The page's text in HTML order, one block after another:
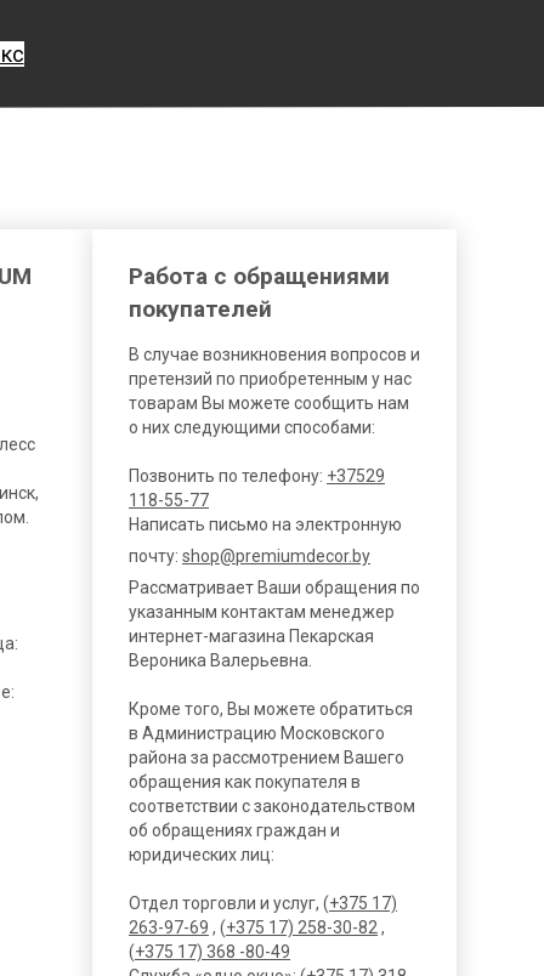
Работа с обращениями
покупателей
В случае возникновения вопросов и
претензий по приобретенным у нас
товарам Вы можете сообщить нам
о них следующими способами:
Позвонить по телефону: +37529
118-55-77
Написать письмо на электронную
почту: shop@premiumdecor.by
Рассматривает Ваши обращения по
указанным контактам менеджер
интернет-магазина Пекарская
Вероника Валерьевна.
Кроме того, Вы можете обратиться
в Администрацию Московского
района за рассмотрением Вашего
обращения как покупателя в
соответствии с законодательством
об обращениях граждан и
юридических лиц:
Отдел торговли и услуг, (+375 17)
263-97-69 , (+375 17) 258-30-82 ,
(+375 17) 368 -80-49